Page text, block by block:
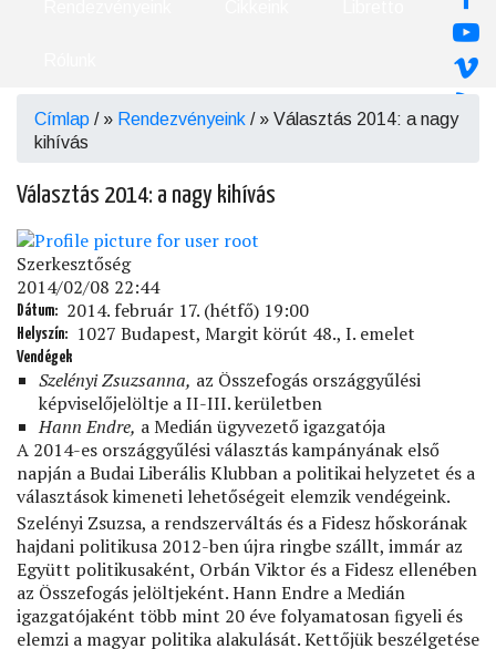
Morzsa
Címlap / Rendezvényeink /
Választás 2014: a nagy
kihívás
Választás 2014: a nagy kihívás
Szerkesztőség
2014/02/08 22:44
Dátum 2014. február 17. (hétfő) 19:00
Helyszín 1027 Budapest, Margit körút 48., I. emelet
Vendégek
Szelényi Zsuzsanna, az Összefogás országgyűlési
képviselőjelöltje a II-III. kerületben
Hann Endre, a Medián ügyvezető igazgatója
A 2014-es országgyűlési választás kampányának első
napján a Budai Liberális Klubban a politikai helyzetet és a
választások kimeneti lehetőségeit elemzik vendégeink.
Szelényi Zsuzsa, a rendszerváltás és a Fidesz hőskorának
hajdani politikusa 2012-ben újra ringbe szállt, immár az
Együtt politikusaként, Orbán Viktor és a Fidesz ellenében
az Összefogás jelöltjeként. Hann Endre a Medián
igazgatójaként több mint 20 éve folyamatosan ﬁgyeli és
elemzi a magyar politika alakulását. Kettőjük beszélgetése